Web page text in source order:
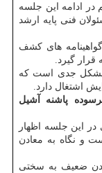
در ادامه این جلسه
فنی پایه ارشد
های کشف
قرار گیرد.
مشکل جدی است که
اشتغال دارد.
پاشنه آشیل
این جلسه اظهار
و نگاه به معادن
ضعیف به سختی